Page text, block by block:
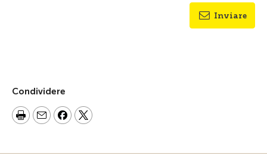
Inviare
Condividere